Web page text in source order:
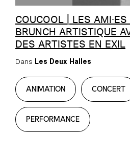
COUCOOL | LES AMI·ES
BRUNCH ARTISTIQUE
DES ARTISTES EN EXIL
Dans Les Deux Halles
ANIMATION CONCERT
PERFORMANCE